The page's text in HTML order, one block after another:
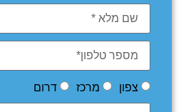
צפון מרכז דרום